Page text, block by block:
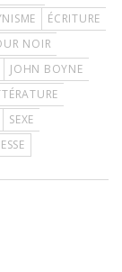
ÉCRITURE
NOIR
JOHN BOYNE
SEXE